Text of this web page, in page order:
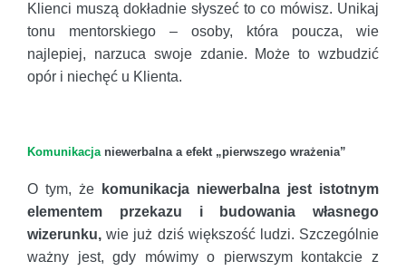
Klienci muszą dokładnie słyszeć to co mówisz. Unikaj
tonu mentorskiego – osoby, która poucza, wie
najlepiej, narzuca swoje zdanie. Może to wzbudzić
opór i niechęć u Klienta.
Komunikacjaniewerbalna a efekt „pierwszego wrażenia”
O tym, że
komunikacja niewerbalna jest istotnym
elementem przekazu
i budowania własnego
wizerunku, wie już dziś większość ludzi. Szczególnie
ważny jest, gdy mówimy o pierwszym kontakcie z